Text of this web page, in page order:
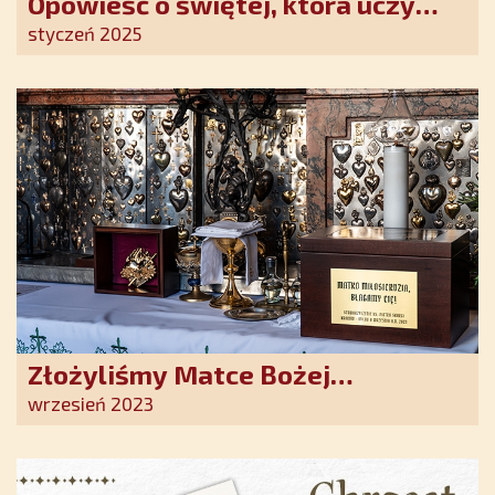
szczerego oddania się Bogu.
nadziei w XXI wieku
styczeń 2025
Złożyliśmy Matce Bożej
Ostrobramskiej pozłacane wotum
wrzesień 2023